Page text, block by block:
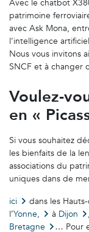
Avec le chatbot
patrimoine
avec Ask Mona,
l’intelligence
Nous vous invitons
SNCF et à changer
Voulez-
en «
Si vous souhaitez
les bienfaits de la
associations du
uniques dans de
ici
dans les
l’Yonne, à Dijon
Bretagne
… Pour